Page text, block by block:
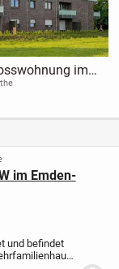
im
im Emden-
und befindet